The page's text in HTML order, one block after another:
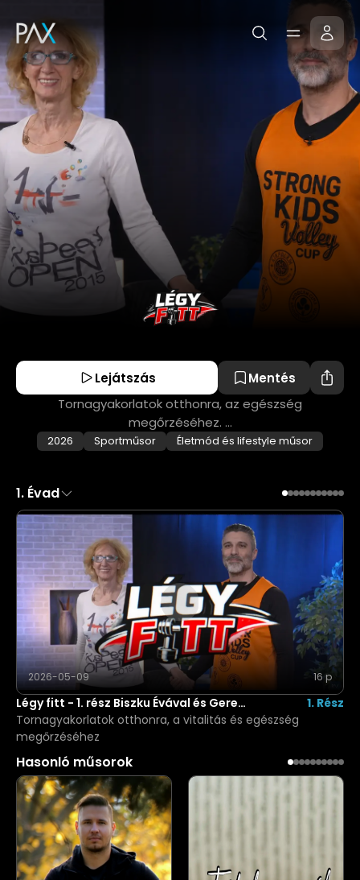
Lejátszás
Mentés
Tornagyakorlatok otthonra, az egészség
megőrzéséhez. ...
2026 Sportműsor Életmód és lifestyle műsor
1. Évad
2026-05-09 16 p
Légy fitt - 1. rész Biszku Évával és Gere
Benjáminnal
1. Rész
Tornagyakorlatok otthonra, a vitalitás és egészség
megőrzéséhez
Hasonló műsorok